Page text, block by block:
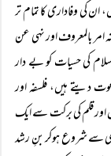
کی وفاداری کا تمام تر
امر بالمعروف اور نہی عن
کی حسیات کو بے دار
دیتے ہیں، فلسفہ اور
قلم کی برکت سے ایک
سے شروع ہوکر بنِ رشد